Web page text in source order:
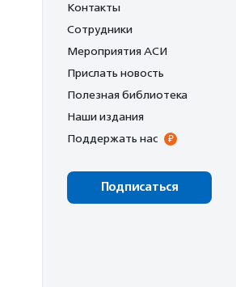
Контакты
Сотрудники
Мероприятия АСИ
Прислать новость
Полезная библиотека
Наши издания
Поддержать нас
Подписаться